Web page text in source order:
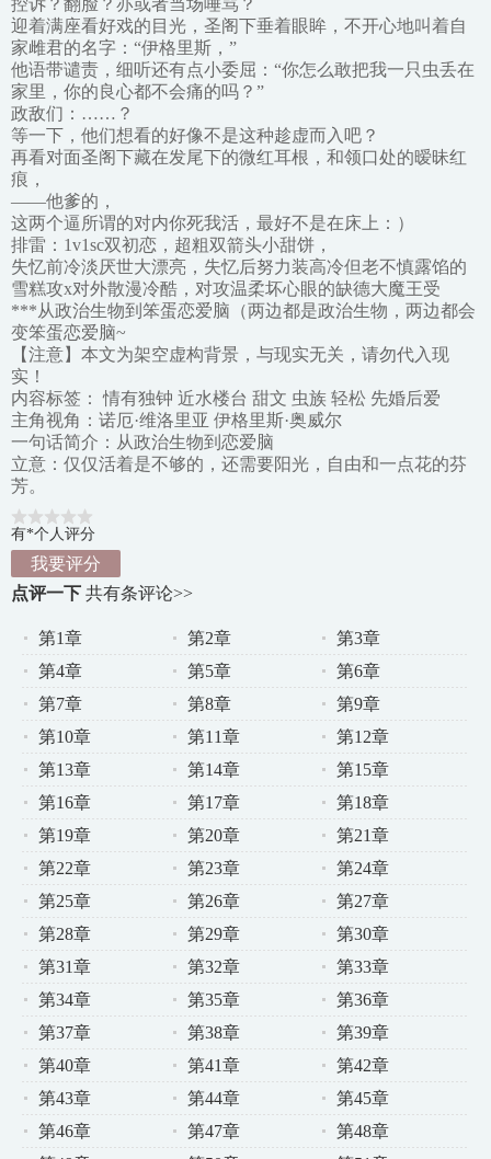
控诉？翻脸？亦或者当场唾骂？
迎着满座看好戏的目光，圣阁下垂着眼眸，不开心地叫着自
家雌君的名字：“伊格里斯，”
他语带谴责，细听还有点小委屈：“你怎么敢把我一只虫丢在
家里，你的良心都不会痛的吗？”
政敌们：……？
等一下，他们想看的好像不是这种趁虚而入吧？
再看对面圣阁下藏在发尾下的微红耳根，和领口处的暧昧红
痕，
——他爹的，
这两个逼所谓的对内你死我活，最好不是在床上：）
排雷：1v1sc双初恋，超粗双箭头小甜饼，
失忆前冷淡厌世大漂亮，失忆后努力装高冷但老不慎露馅的
雪糕攻x对外散漫冷酷，对攻温柔坏心眼的缺德大魔王受
***从政治生物到笨蛋恋爱脑（两边都是政治生物，两边都会
变笨蛋恋爱脑~
【注意】本文为架空虚构背景，与现实无关，请勿代入现
实！
内容标签： 情有独钟 近水楼台 甜文 虫族 轻松 先婚后爱
主角视角：诺厄·维洛里亚 伊格里斯·奥威尔
一句话简介：从政治生物到恋爱脑
立意：仅仅活着是不够的，还需要阳光，自由和一点花的芬
芳。
有*个人评分
我要评分
点评一下 共有条评论>>
第1章 第2章
第3章
第4章
第5章
第6章
第7章
第8章
第9章
第10章
第11章
第12章
第13章
第14章
第15章
第16章
第17章
第18章
第19章
第20章
第21章
第22章
第23章
第24章
第25章
第26章
第27章
第28章
第29章
第30章
第31章
第32章
第33章
第34章
第35章
第36章
第37章
第38章
第39章
第40章
第41章
第42章
第43章
第44章
第45章
第46章
第47章
第48章